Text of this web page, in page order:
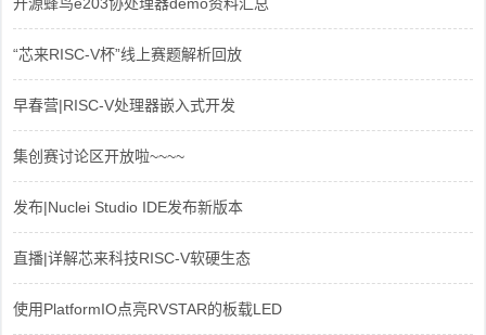
“芯来RISC-V杯”线上赛题解析回放
早春营|RISC-V处理器嵌入式开发
集创赛讨论区开放啦~~~~
发布|Nuclei Studio IDE发布新版本
直播|详解芯来科技RISC-V软硬生态
使用PlatformIO点亮RVSTAR的板载LED